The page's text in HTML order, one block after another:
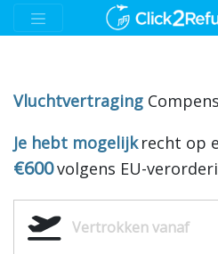
Vluchtvertraging
Je hebt mogelijkrecht op
€600volgens EU-